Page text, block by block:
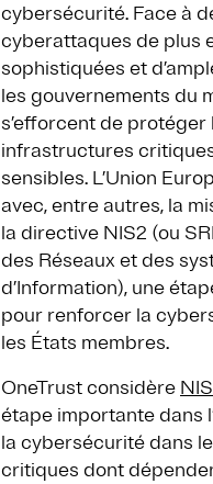
cybersécurité. Face à
cyberattaques de plus
sophistiquées et
les gouvernements du
s’efforcent de protéger
infrastructures
sensibles. L’Union
avec, entre autres, la
la directive NIS2 (ou
des Réseaux et des
d’Information), une
pour renforcer la
les États membres.
OneTrust considère
étape importante dans
la cybersécurité dans
critiques dont